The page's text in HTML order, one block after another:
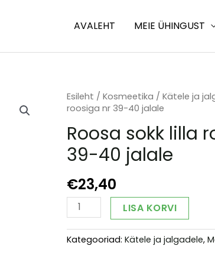
AVALEHT MEIE ÜHINGUST
Esileht /Kosmeetika /Kätele ja
roosiga nr 39-40 jalale
Roosa sokk lilla
39-40 jalale
€23,40
Roosa
sokk
lilla
roosiga
LISA KORVI
Alternative:
Kategooriad:Kätele ja jalgadele,